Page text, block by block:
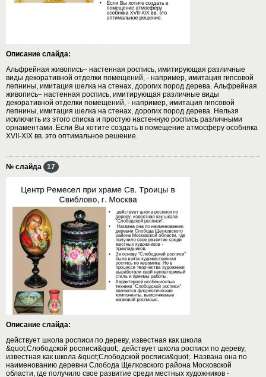
Описание слайда:
Альфрейная живопись– настенная роспись, имитирующая различные
виды декоративной отделки помещений, - например, имитация гипсовой
лепнины, имитация шелка на стенах, дорогих пород дерева. Альфрейная
живопись– настенная роспись, имитирующая различные виды
декоративной отделки помещений, - например, имитация гипсовой
лепнины, имитация шелка на стенах, дорогих пород дерева. Нельзя
исключить из этого списка и простую настенную роспись различными
орнаментами. Если Вы хотите создать в помещение атмосферу особняка
XVII-XIX вв. это оптимальное решение.
№ слайда 17
Описание слайда:
действует школа росписи по дереву, известная как школа
&quot;Слободской росписи&quot;. действует школа росписи по дереву,
известная как школа &quot;Слободской росписи&quot;. Названа она по
наименованию деревни Слобода Щелковского района Московской
области, где получило свое развитие среди местных художников -